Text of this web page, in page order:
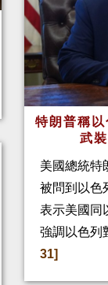
特朗普稱
武
美國總統特
被問到以色
表示美國同
強調以色列
31]